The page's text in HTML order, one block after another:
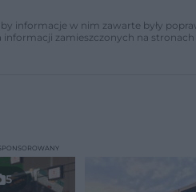
informacje w nim zawarte były
informacji zamieszczonych na
5